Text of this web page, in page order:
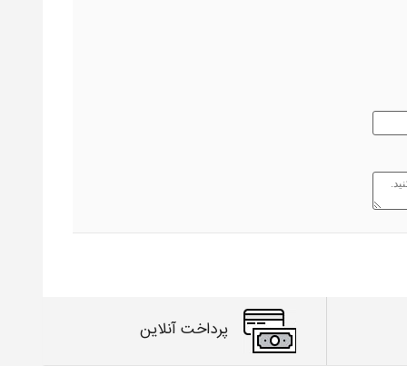
پرداخت آنلاین